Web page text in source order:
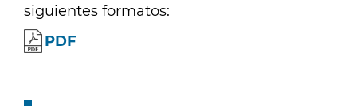
siguientes formatos:
PDF